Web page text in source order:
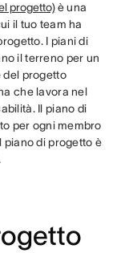
progetto)è una
il tuo team ha
I piani di
il terreno per un
del progetto
che lavora nel
Il piano di
per ogni membro
piano di progetto è